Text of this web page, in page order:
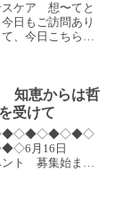
ケア 想〜てと
日もご訪問あり
、今日こちらを
。...
知恵からは哲
受けて
月16日
ント 募集始まっ